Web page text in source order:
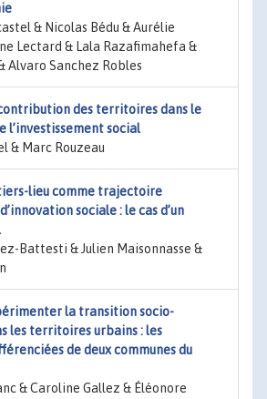
& Nicolas Bédu & Aurélie
Lectard & Lala Razafimahefa &
Alvaro Sanchez Robles
des territoires dans le
l’investissement social
& Marc Rouzeau
lieu comme trajectoire
sociale : le cas d’un
Battesti & Julien Maisonnasse &
la transition socio-
les territoires urbains : les
de deux communes du
& Caroline Gallez & Éléonore